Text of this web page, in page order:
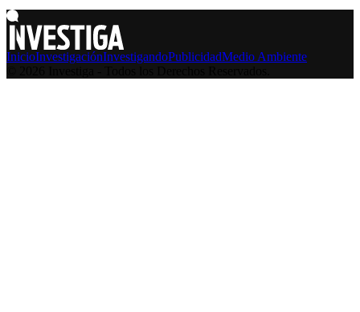
InicioInvestigaciónInvestigandoPublicidadMedio Ambiente